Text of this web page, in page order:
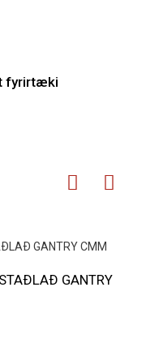
fyrirtæki
GANTRY